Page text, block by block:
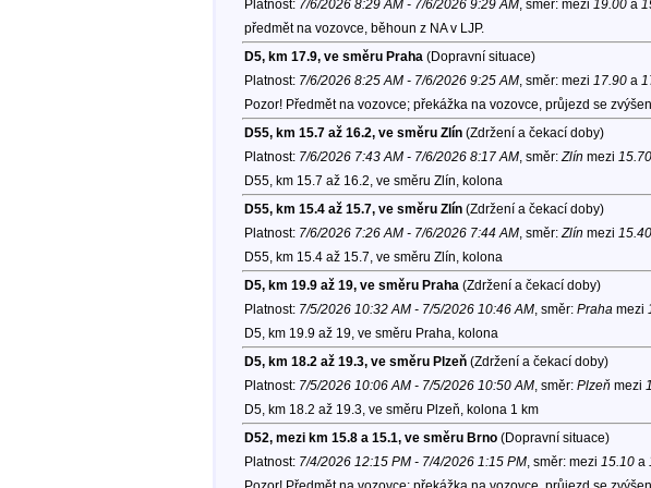
Platnost: 7/6/2026 8:29 AM - 7/6/2026 9:29 AM, směr: mezi 19.00a
předmět na vozovce, běhoun z NA v LJP.
D5, km 17.9, ve směru Praha(Dopravní situace)
Platnost: 7/6/2026 8:25 AM - 7/6/2026 9:25 AM, směr: mezi 17.90a
Pozor! Předmět na vozovce; překážka na vozovce, průjezd se
D55, km 15.7 až 16.2, ve směru Zlín(Zdržení a čekací doby)
Platnost: 7/6/2026 7:43 AM - 7/6/2026 8:17 AM, směr:Zlín mezi 15.70
D55, km 15.7 až 16.2, ve směru Zlín, kolona
D55, km 15.4 až 15.7, ve směru Zlín(Zdržení a čekací doby)
Platnost: 7/6/2026 7:26 AM - 7/6/2026 7:44 AM, směr:Zlín mezi 15.40
D55, km 15.4 až 15.7, ve směru Zlín, kolona
D5, km 19.9 až 19, ve směru Praha(Zdržení a čekací doby)
Platnost: 7/5/2026 10:32 AM - 7/5/2026 10:46 AM, směr: Prahamezi
D5, km 19.9 až 19, ve směru Praha, kolona
D5, km 18.2 až 19.3, ve směru Plzeň(Zdržení a čekací doby)
Platnost: 7/5/2026 10:06 AM - 7/5/2026 10:50 AM, směr: Plzeňmezi
D5, km 18.2 až 19.3, ve směru Plzeň, kolona 1 km
D52, mezi km 15.8 a 15.1, ve směru Brno(Dopravní situace)
Platnost: 7/4/2026 12:15 PM - 7/4/2026 1:15 PM, směr: mezi 15.10a